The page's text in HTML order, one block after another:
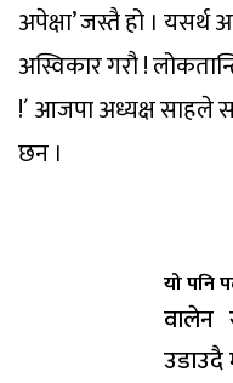
अपेक्षा’ जस्तै हो । यसर्थ
अस्विकार गरौ !
!´ आजपा अध्यक्ष
छन ।
यो पनि
वालेन
उडाउदै